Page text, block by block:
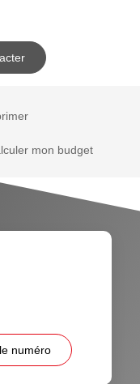
mon budget
numéro